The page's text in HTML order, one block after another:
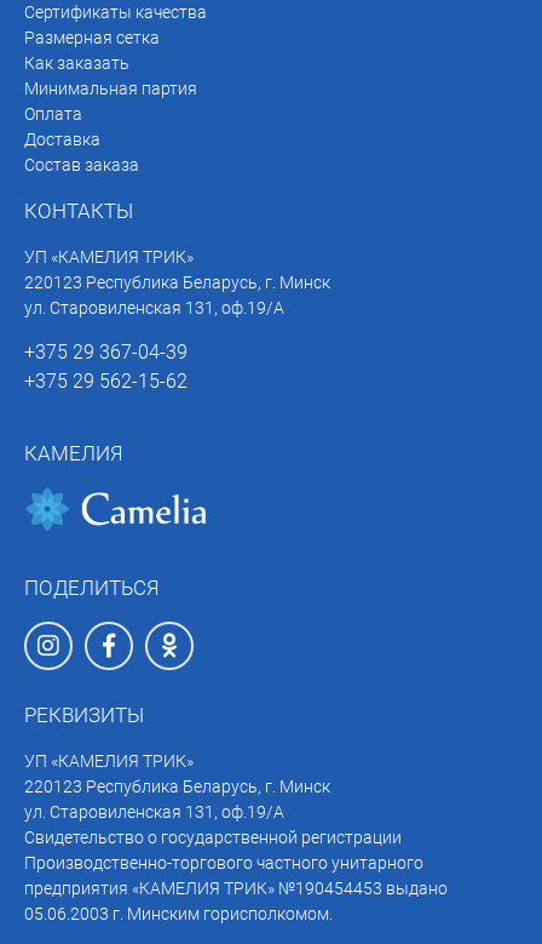
Сертификаты качества
Размерная сетка
Как заказать
Минимальная партия
Оплата
Доставка
Состав заказа
КОНТАКТЫ
УП «КАМЕЛИЯ ТРИК»
220123 Республика Беларусь, г. Минск
ул. Старовиленская 131, оф.19/А
+375 29 367-04-39
+375 29 562-15-62
КАМЕЛИЯ
ПОДЕЛИТЬСЯ
РЕКВИЗИТЫ
УП «КАМЕЛИЯ ТРИК»
220123 Республика Беларусь, г. Минск
ул. Старовиленская 131, оф.19/А
Свидетельство о государственной регистрации
Производственно-торгового частного унитарного
предприятия «КАМЕЛИЯ ТРИК» №190454453 выдано
05.06.2003 г. Минским горисполкомом.